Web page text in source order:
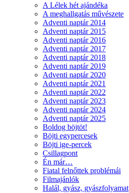
A Lélek hét ajándéka
A meghallgatás művészete
Adventi naptár 2014
Adventi naptár 2015
Adventi naptár 2016
Adventi naptár 2017
Adventi naptár 2018
Adventi naptár 2019
Adventi naptár 2020
Adventi naptár 2021
Adventi naptár 2022
Adventi naptár 2023
Adventi naptár 2024
Adventi naptár 2025
Boldog böjtöt!
Böjti egypercesek
Böjti ige-percek
Csillagpont
Én már…
Fiatal felnőttek problémái
Filmajánlók
Halál, gyász, gyászfolyamat